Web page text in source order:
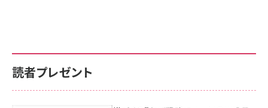
読者プレゼント